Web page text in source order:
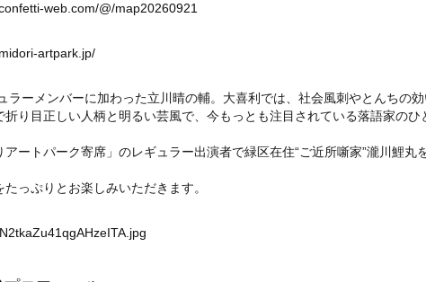
web.com/@/map20260921
artpark.jp/
ラーメンバーに加わった立川晴の輔。大喜利では、社会風刺やとんちの
り目正しい人柄と明るい芸風で、今もっとも注目されている落語家のひ
ートパーク寄席」のレギュラー出演者で緑区在住“ご近所噺家”瀧川鯉丸
っぷりとお楽しみいただきます。